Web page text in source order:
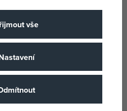
2211005006234
vše